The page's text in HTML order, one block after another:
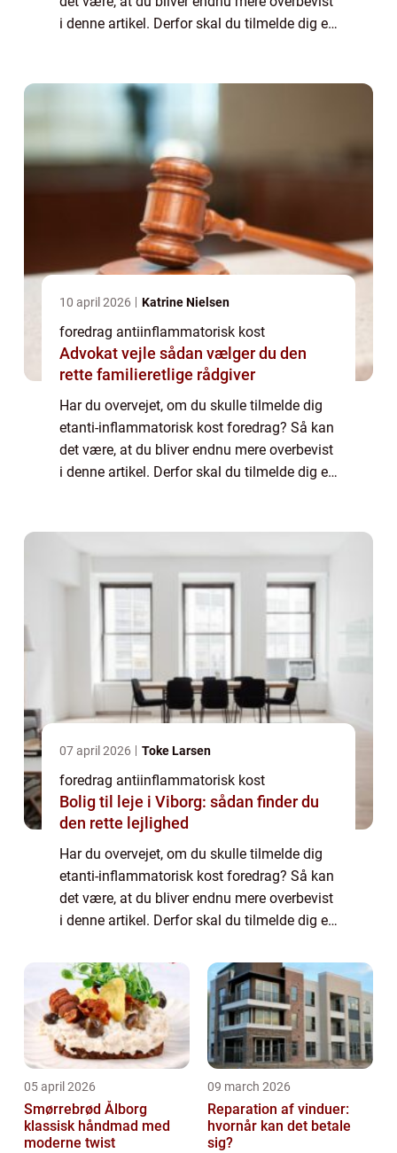
i denne artikel. Derfor skal du tilmelde dig et
10 april 2026 Katrine Nielsen
foredrag antiinflammatorisk kost
Advokat vejle sådan vælger du den
rette familieretlige rådgiver
Har du overvejet, om du skulle tilmelde dig
etanti-inflammatorisk kost foredrag? Så kan
det være, at du bliver endnu mere overbevist
i denne artikel. Derfor skal du tilmelde dig et
07 april 2026 Toke Larsen
foredrag antiinflammatorisk kost
Bolig til leje i Viborg: sådan finder du
den rette lejlighed
Har du overvejet, om du skulle tilmelde dig
etanti-inflammatorisk kost foredrag? Så kan
det være, at du bliver endnu mere overbevist
i denne artikel. Derfor skal du tilmelde dig et
om hvad ...
05 april 2026
Smørrebrød Ålborg
klassisk håndmad med
moderne twist
09 march 2026
Reparation af vinduer:
hvornår kan det betale
sig?